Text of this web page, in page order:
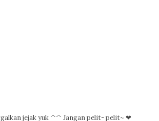
jejak yuk ^^ Jangan pelit- pelit~ ❤